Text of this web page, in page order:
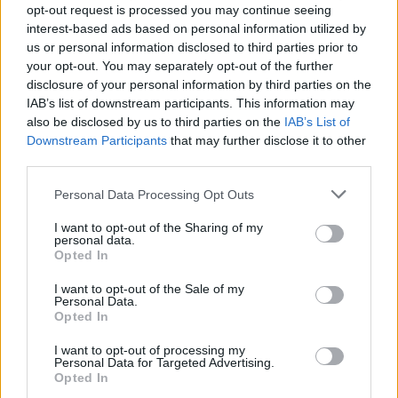
opt-out request is processed you may continue seeing
interest-based ads based on personal information utilized by
us or personal information disclosed to third parties prior to
your opt-out. You may separately opt-out of the further
disclosure of your personal information by third parties on the
IAB’s list of downstream participants. This information may
also be disclosed by us to third parties on the IAB’s List of
Downstream Participants that may further disclose it to other
Please note that this website/app uses one or more Google
not limited to your visit or usage behaviour. You may click to
grant or deny consent to Google and its third-party tags to
use your data for below specified purposes in below Google
consent section.
Personal Data Processing Opt Outs
I want to opt-out of the Sharing of my
personal data.
Opted In
I want to opt-out of the Sale of my
Personal Data.
Opted In
I want to opt-out of processing my
Personal Data for Targeted Advertising.
Opted In
maga individuális szabadságát. Művelik a maguk
kertjeit. De vannak pillanatok, amikor fel kellene
függeszteni a háztáji gyomirtást, metszést" - tette
hozzá.